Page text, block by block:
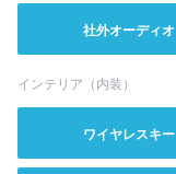
社外オーディオ
インテリア（内装）
ワイヤレスキー